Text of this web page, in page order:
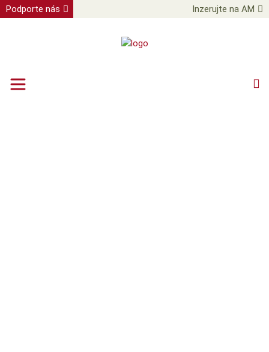
Podporte nás Inzerujte na AM